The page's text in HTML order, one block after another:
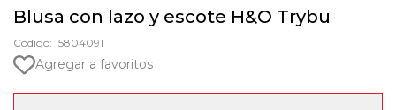
Blusa con lazo y escote H&O Trybu
Código: 15804091
Agregar a favoritos